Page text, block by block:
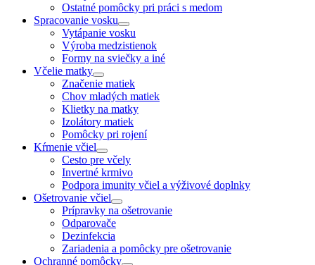
Ostatné pomôcky pri práci s medom
Spracovanie vosku
Vytápanie vosku
Výroba medzistienok
Formy na sviečky a iné
Včelie matky
Značenie matiek
Chov mladých matiek
Klietky na matky
Izolátory matiek
Pomôcky pri rojení
Kŕmenie včiel
Cesto pre včely
Invertné krmivo
Podpora imunity včiel a výživové doplnky
Ošetrovanie včiel
Prípravky na ošetrovanie
Odparovače
Dezinfekcia
Zariadenia a pomôcky pre ošetrovanie
Ochranné pomôcky